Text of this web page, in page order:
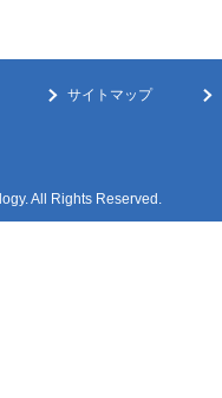
サイトマップ
All Rights Reserved.